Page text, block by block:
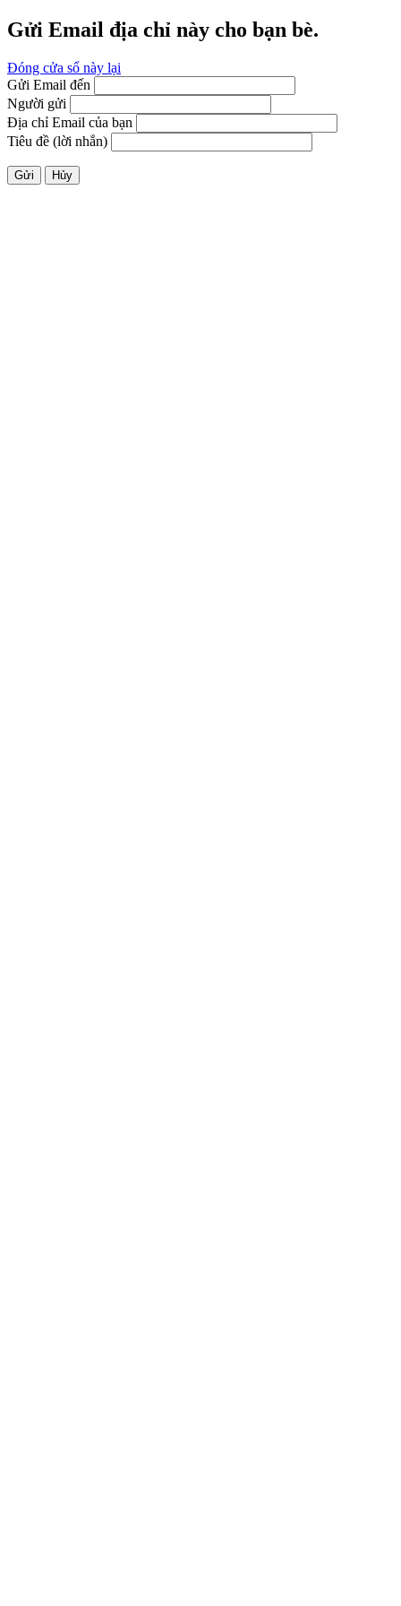
Gửi Email địa chỉ này cho bạn bè.
Đóng cửa sổ này lại
Gửi Email đến
Người gửi
Địa chỉ Email của bạn
Tiêu đề (lời nhắn)
Gửi Hủy